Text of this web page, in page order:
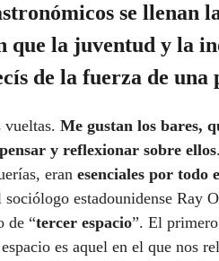
se llenan
que la juventud y la
de la fuerza de una
vueltas. Me gustan los bares,
y reflexionar sobre ellos
eran esenciales por todo
estadounidense Ray
de “tercer espacio”. El
es aquel en el que nos